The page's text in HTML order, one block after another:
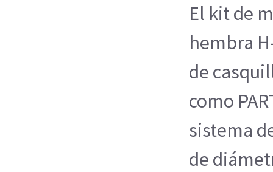
El kit de
hembra
de
como
sistema
de